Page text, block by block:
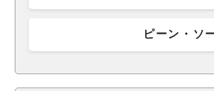
ピーン・ソ